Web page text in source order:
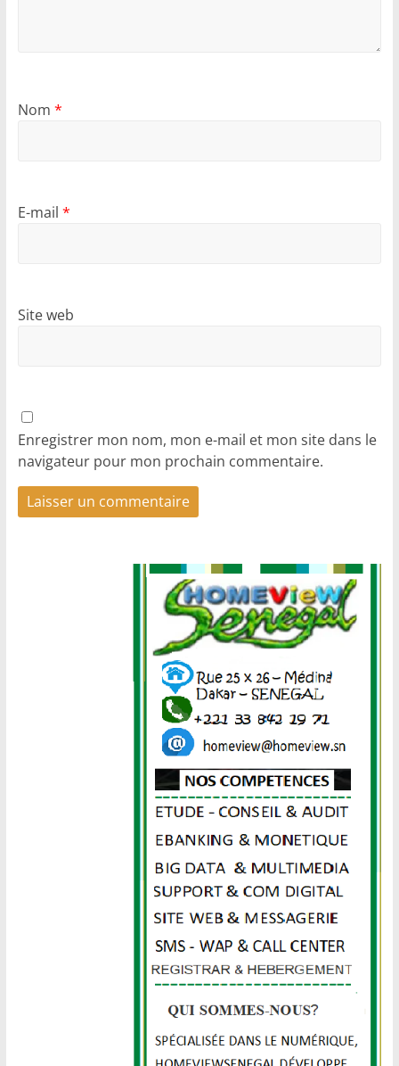
Nom *
E-mail *
Site web
Enregistrer mon nom, mon e-mail et mon site dans le
navigateur pour mon prochain commentaire.